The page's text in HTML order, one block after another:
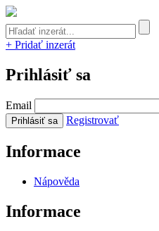
+ Pridať inzerát
Prihlásiť sa
Email
Registrovať
Informace
Nápověda
Informace